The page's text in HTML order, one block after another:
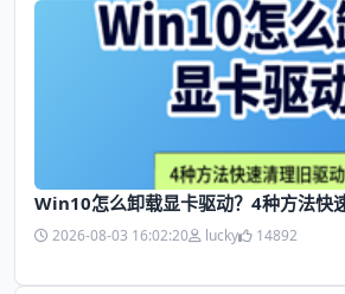
Win10怎么卸载显卡驱动？4种方法快
2026-08-03 16:02:20 lucky 14892